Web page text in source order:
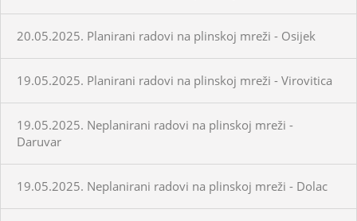
20.05.2025. Planirani radovi na plinskoj mreži - Osijek
19.05.2025. Planirani radovi na plinskoj mreži - Virovitica
19.05.2025. Neplanirani radovi na plinskoj mreži -
Daruvar
19.05.2025. Neplanirani radovi na plinskoj mreži - Dolac